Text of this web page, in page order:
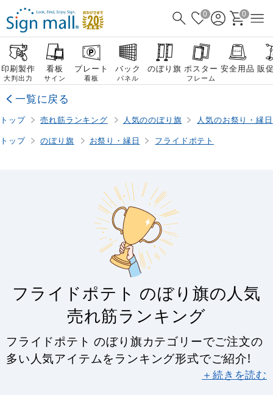
0 0
印刷製作
大判出力
看板
サイン
プレート
看板
バック
パネル
のぼり旗 ポスター
フレーム
安全用品 販
一覧に戻る
トップ 売れ筋ランキング 人気ののぼり旗
人気のお祭り・縁日
トップ
のぼり旗 お祭り・縁日 フライドポテト
フライドポテト のぼり旗の人気
売れ筋ランキング
フライドポテト のぼり旗カテゴリーでご注文の
多い人気アイテムをランキング形式でご紹介!
＋続きを読む